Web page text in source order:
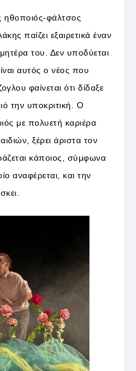
φάλτσος
παίζει εξαιρετικά έναν
του. Δεν υποδύεται
αυτός ο νέος που
φαίνεται ότι δίδαξε
την υποκριτική. Ο
με πολυετή καριέρα
ξέρει άριστα τον
κάποιος, σύμφωνα
αναφέρεται, και την